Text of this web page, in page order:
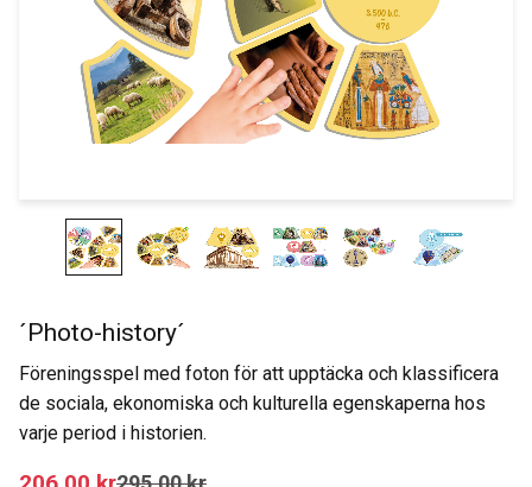
´Photo-history´
Föreningsspel med foton för att upptäcka och klassificera
de sociala, ekonomiska och kulturella egenskaperna hos
varje period i historien.
Nedsatt pris:Ordinarie pris: